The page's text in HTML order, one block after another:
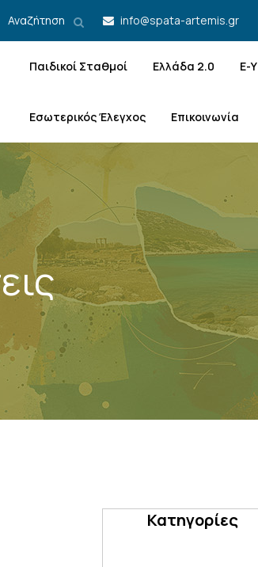
Αναζήτηση info@spata-artemis.gr
Παιδικοί Σταθμοί Ελλάδα 2.0 Ε-
Εσωτερικός Έλεγχος Επικοινωνία
Κατηγορίες